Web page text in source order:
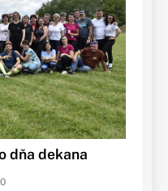
dňa dekana
0